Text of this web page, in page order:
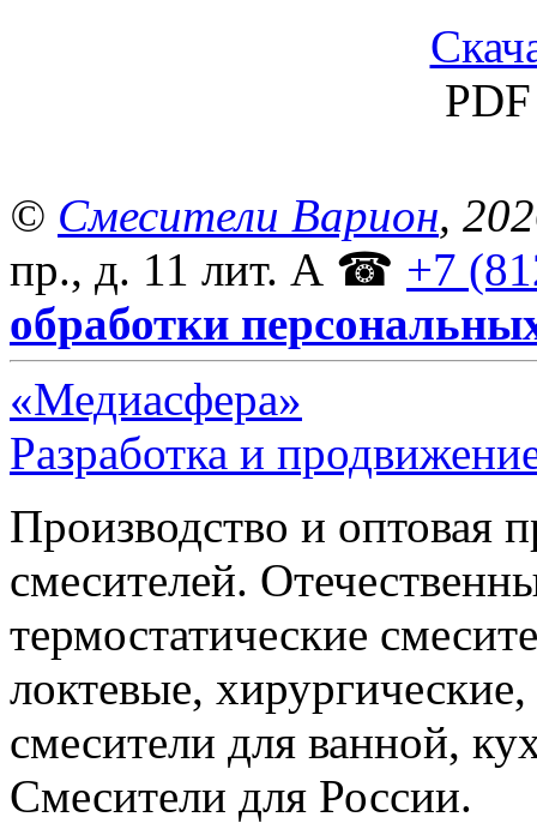
© Смесители Варион,
пр., д. 11 лит. А ☎ +7
обработки
«Медиасфера»
Разработка и
Производство и оптовая
смесителей.
термостатические
локтевые,
смесители для ванной,
Смесители для России.